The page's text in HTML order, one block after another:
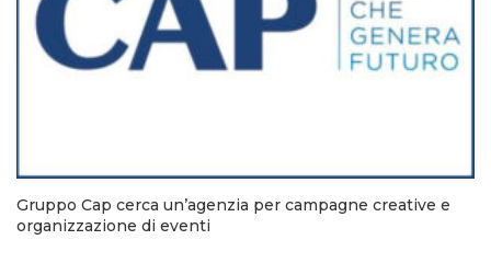
Gruppo Cap cerca un’agenzia per campagne creative e
organizzazione di eventi